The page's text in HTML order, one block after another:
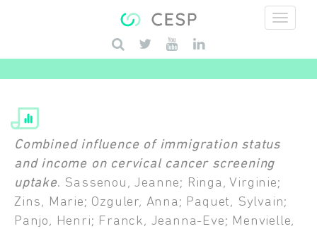
Saisissez vos mots-clés
Combined influence of immigration status
and income on cervical cancer screening
uptake. Sassenou, Jeanne; Ringa, Virginie;
Zins, Marie; Ozguler, Anna; Paquet, Sylvain;
Panjo, Henri; Franck, Jeanna-Eve; Menvielle,